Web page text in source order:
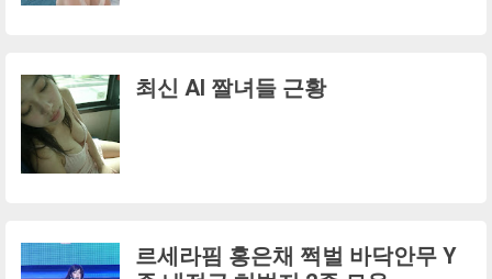
최신 AI 짤녀들 근황
르세라핌 홍은채 쩍벌 바닥안무 Y